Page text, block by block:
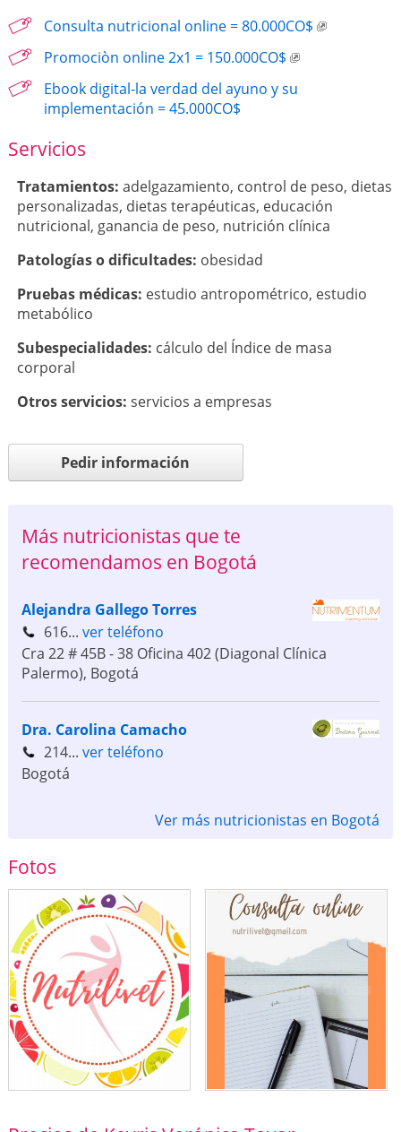
Consulta nutricional online = 80.000CO$
Promociòn online 2x1 = 150.000CO$
Ebook digital-la verdad del ayuno y su
implementación = 45.000CO$
Servicios
Tratamientos: adelgazamiento, control de peso, dietas
personalizadas, dietas terapéuticas, educación
nutricional, ganancia de peso, nutrición clínica
Patologí­as o dificultades: obesidad
Pruebas médicas: estudio antropométrico, estudio
metabólico
Subespecialidades: cálculo del Índice de masa
corporal
Otros servicios: servicios a empresas
Pedir información
Más nutricionistas que te
recomendamos en Bogotá
Alejandra Gallego Torres
616... ver teléfono
Cra 22 # 45B - 38 Oficina 402 (Diagonal Clínica
Palermo), Bogotá
Dra. Carolina Camacho
214... ver teléfono
Bogotá
Ver más nutricionistas en Bogotá
Fotos